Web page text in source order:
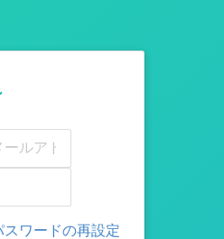
スワードの再設定